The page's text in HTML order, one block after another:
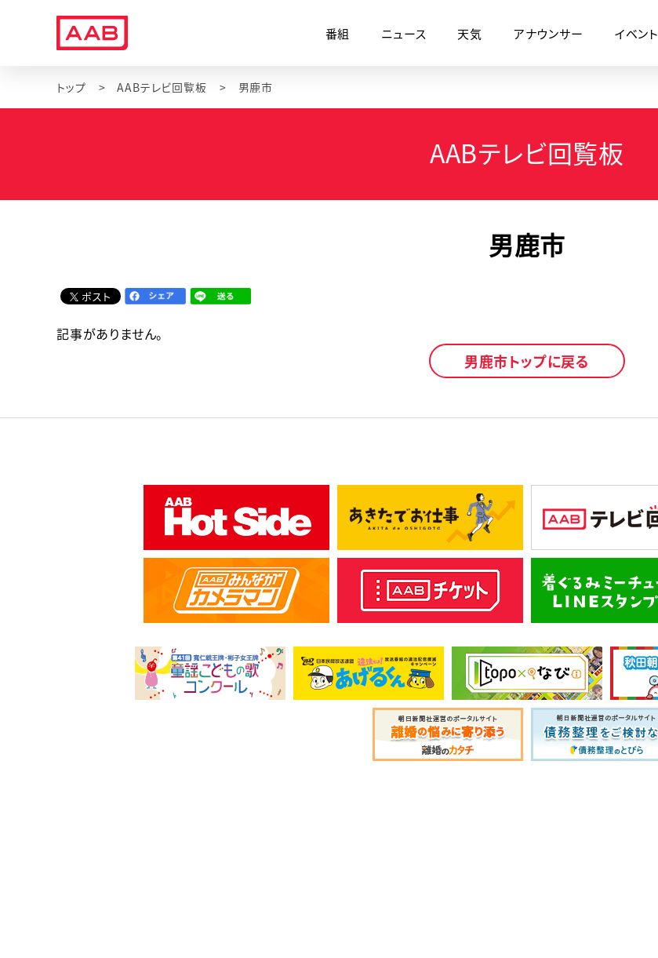
番組 ニュース 天気 アナウンサー イベント
トップ AABテレビ回覧板 男鹿市
AABテレビ回覧板
男鹿市
ポスト
記事がありません。
男鹿市トップに戻る